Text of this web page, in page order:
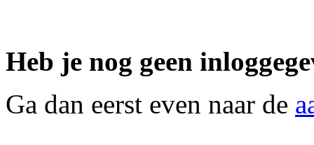
Heb je nog geen
Ga dan eerst even naar de